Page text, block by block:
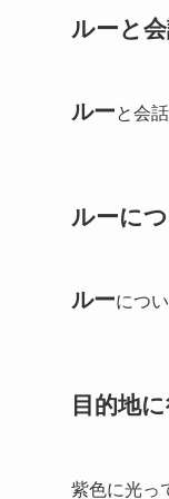
ルーと
ルーと会
ルーに
ルーにつ
目的地
紫色に光っ